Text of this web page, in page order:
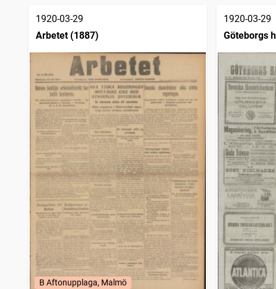
1920-03-29
Arbetet (1887)
B Aftonupplaga, Malmö
1920-03-29
Göteborgs